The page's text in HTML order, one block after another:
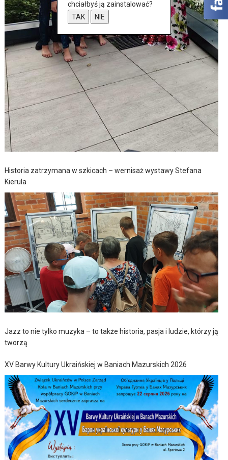
Historia zatrzymana w szkicach – wernisaż wystawy Stefana
Kierula
Jazz to nie tylko muzyka – to także historia, pasja i ludzie, którzy ją
tworzą
XV Barwy Kultury Ukraińskiej w Baniach Mazurskich 2026
chciałbyś ją zainstalować?
TAK
NIE